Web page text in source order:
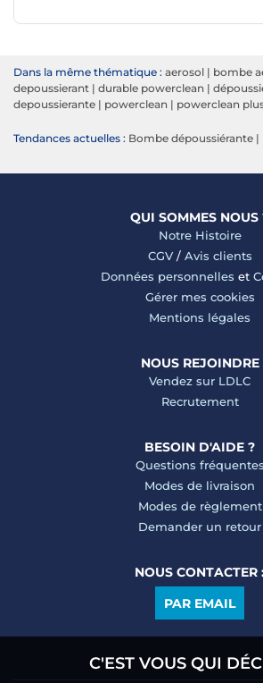
Dans la même thématique : aerosol | bombe
depoussierant | durable powerclean |
depoussierante | powerclean | powerclean
Tendances actuelles : Bombe dépoussiérante |
QUI SOMMES NOUS
Notre Histoire
CGV/ Avis clients
Données personnelles et
Gérer mes cookies
Mentions légales
NOUS REJOINDRE
Vendez sur LDLC
Recrutement
BESOIN D'AIDE ?
Questions fréquentes
Modes de livraison
Modes de règlement
Demander un retour
NOUS CONTACTER
PAR EMAIL
C'EST VOUS QUI